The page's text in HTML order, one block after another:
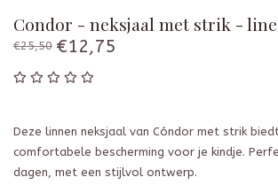
Condor - neksjaal met strik -
€25,50 €12,75
Deze linnen neksjaal van Cóndor met strik
comfortabele bescherming voor je kindje.
dagen, met een stijlvol ontwerp.